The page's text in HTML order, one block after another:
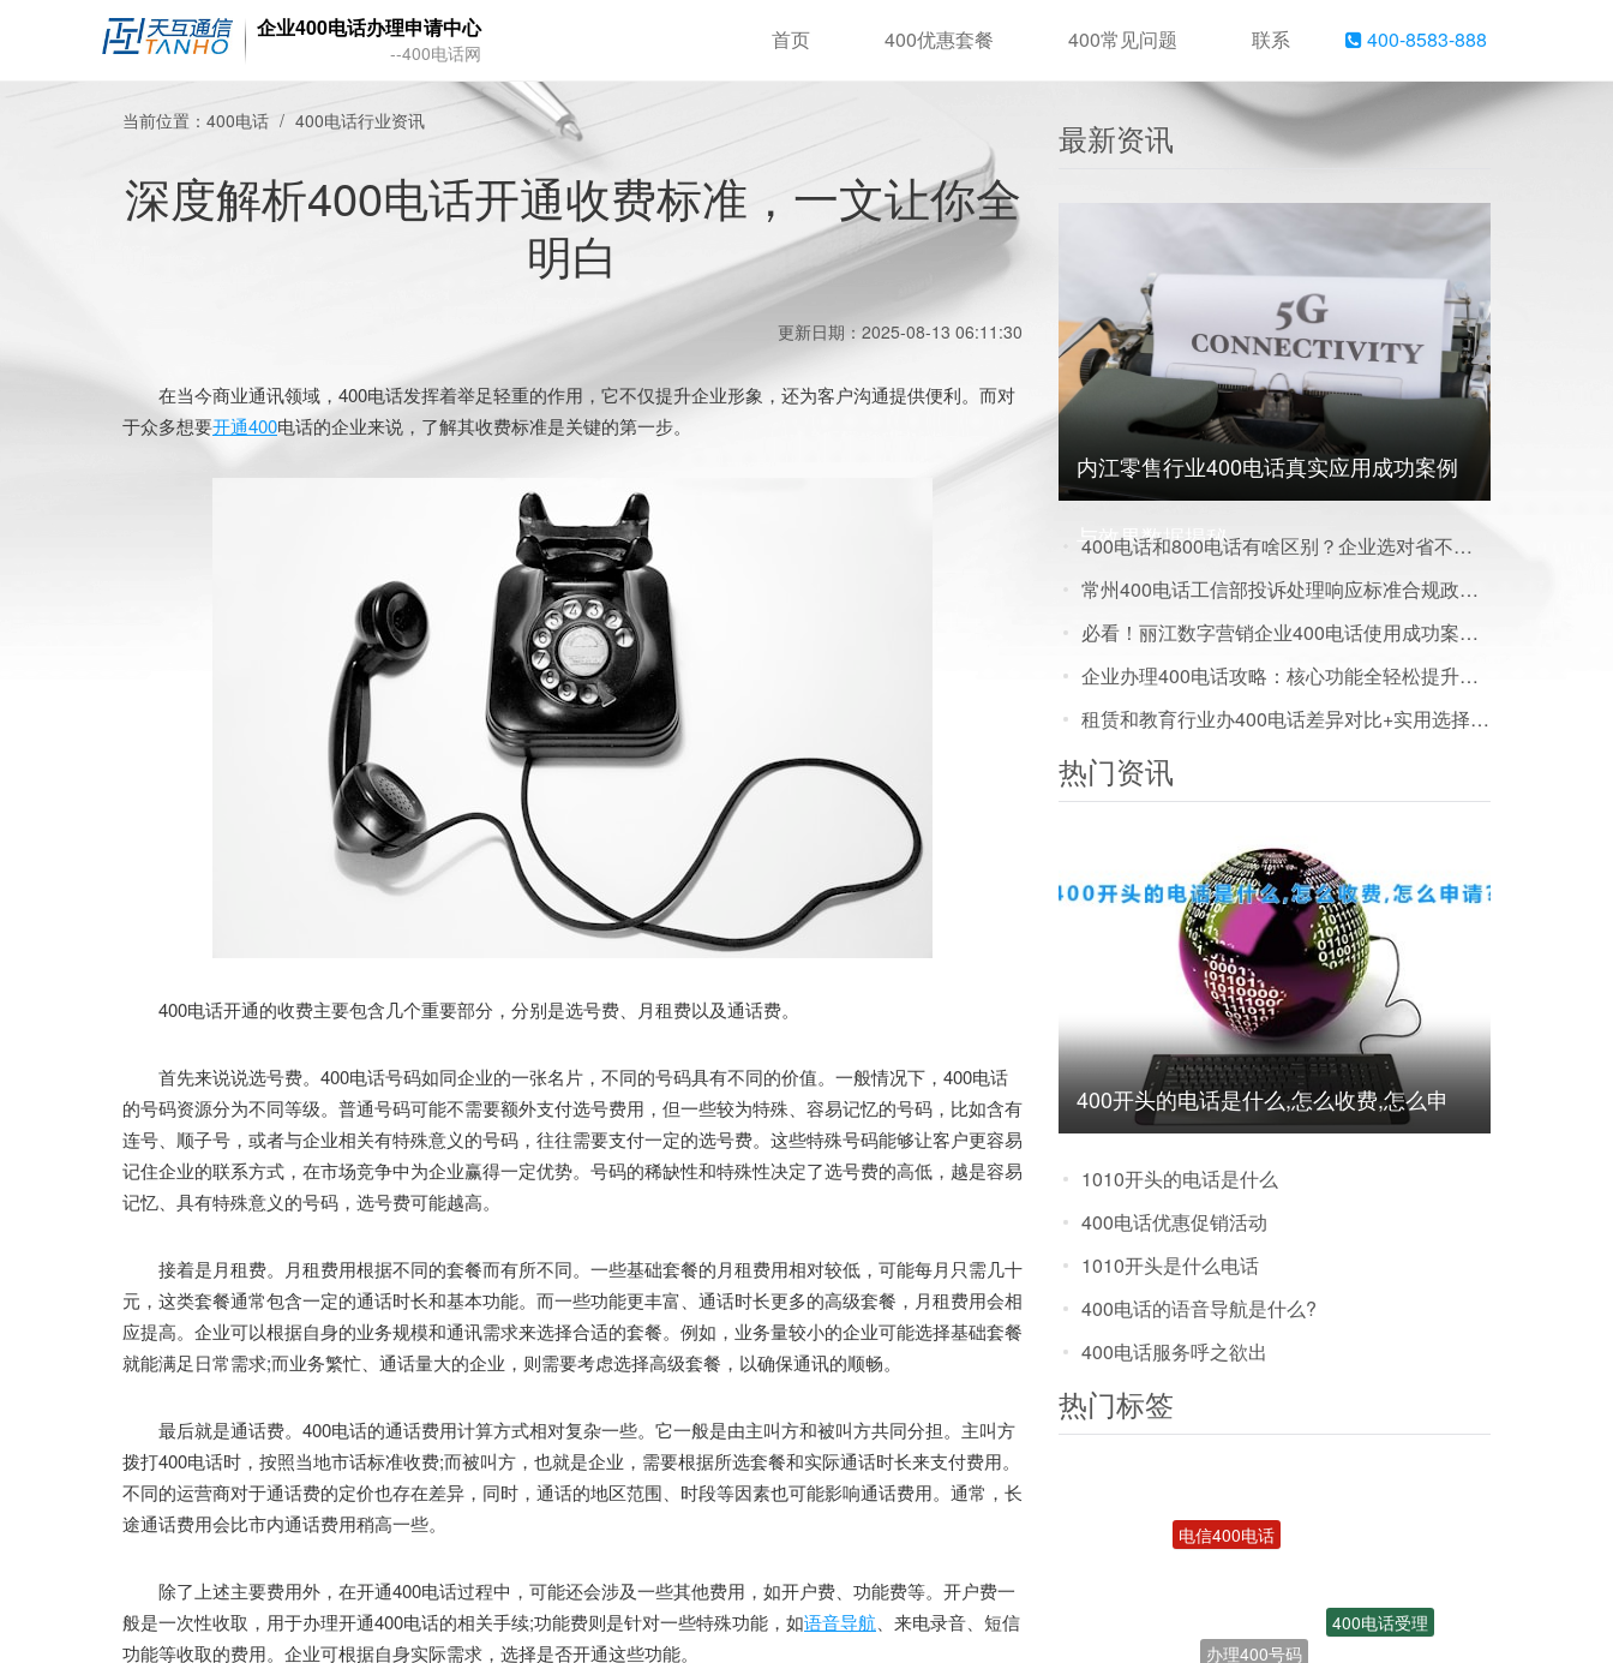
企业400电话办理申请中心
--400电话网 首页 400优惠套餐 400常见问题 联系 400-8583-888
当前位置： 400电话 400电话行业资讯
深度解析400电话开通收费标准，一文让你全
明白
更新日期：2025-08-13 06:11:30
在当今商业通讯领域，400电话发挥着举足轻重的作用，它不仅提升企业形象，还为客户沟通提供便利。而对
于众多想要开通400电话的企业来说，了解其收费标准是关键的第一步。
400电话开通的收费主要包含几个重要部分，分别是选号费、月租费以及通话费。
首先来说说选号费。400电话号码如同企业的一张名片，不同的号码具有不同的价值。一般情况下，400电话
的号码资源分为不同等级。普通号码可能不需要额外支付选号费用，但一些较为特殊、容易记忆的号码，比如含有
连号、顺子号，或者与企业相关有特殊意义的号码，往往需要支付一定的选号费。这些特殊号码能够让客户更容易
记住企业的联系方式，在市场竞争中为企业赢得一定优势。号码的稀缺性和特殊性决定了选号费的高低，越是容易
记忆、具有特殊意义的号码，选号费可能越高。
接着是月租费。月租费用根据不同的套餐而有所不同。一些基础套餐的月租费用相对较低，可能每月只需几十
元，这类套餐通常包含一定的通话时长和基本功能。而一些功能更丰富、通话时长更多的高级套餐，月租费用会相
应提高。企业可以根据自身的业务规模和通讯需求来选择合适的套餐。例如，业务量较小的企业可能选择基础套餐
就能满足日常需求;而业务繁忙、通话量大的企业，则需要考虑选择高级套餐，以确保通讯的顺畅。
最后就是通话费。400电话的通话费用计算方式相对复杂一些。它一般是由主叫方和被叫方共同分担。主叫方
拨打400电话时，按照当地市话标准收费;而被叫方，也就是企业，需要根据所选套餐和实际通话时长来支付费用。
不同的运营商对于通话费的定价也存在差异，同时，通话的地区范围、时段等因素也可能影响通话费用。通常，长
途通话费用会比市内通话费用稍高一些。
除了上述主要费用外，在开通400电话过程中，可能还会涉及一些其他费用，如开户费、功能费等。开户费一
般是一次性收取，用于办理开通400电话的相关手续;功能费则是针对一些特殊功能，如语音导航 、来电录音、短信
功能等收取的费用。企业可根据自身实际需求，选择是否开通这些功能。
最新资讯
内江零售行业400电话真实应用成功案例
与效果数据揭秘
400电话和800电话有啥区别？企业选对省不少钱
常州400电话工信部投诉处理响应标准合规政策一文读懂
必看！丽江数字营销企业400电话使用成功案例及效果分享
企业办理400电话攻略：核心功能全轻松提升服务水平
租赁和教育行业办400电话差异对比+实用选择建议
热门资讯
400开头的电话是什么,怎么收费,怎么申
请?
1010开头的电话是什么
400电话优惠促销活动
1010开头是什么电话
400电话的语音导航是什么?
400电话服务呼之欲出
热门标签
400电话受理
电信400电话